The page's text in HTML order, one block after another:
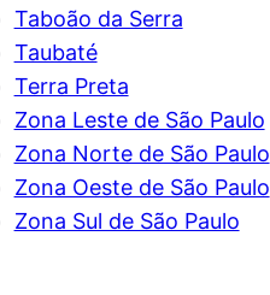
Taboão da Serra
Taubaté
Terra Preta
Zona Leste de São Paulo
Zona Norte de São Paulo
Zona Oeste de São Paulo
Zona Sul de São Paulo